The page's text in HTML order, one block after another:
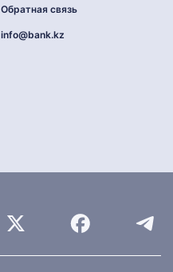
Обратная связь
info@bank.kz